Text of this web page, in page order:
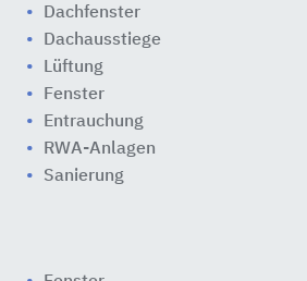
Dachfenster
Dachausstiege
Lüftung
Fenster
Entrauchung
RWA-Anlagen
Sanierung